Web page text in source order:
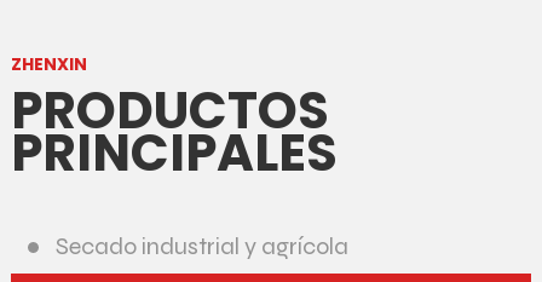
ZHENXIN
PRODUCTOS
PRINCIPALES
Secado industrial y agrícola